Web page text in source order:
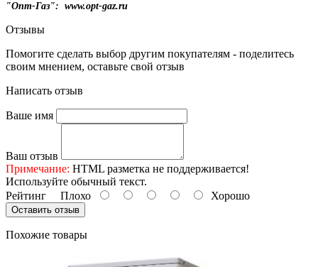
"Опт-Газ": www.opt-gaz.ru
Отзывы
Помогите сделать выбор другим покупателям - поделитесь
своим мнением, оставьте свой отзыв
Написать отзыв
Ваше имя
Ваш отзыв
Примечание: HTML разметка не поддерживается!
Используйте обычный текст.
Рейтинг Плохо Хорошо
Оставить отзыв
Похожие товары